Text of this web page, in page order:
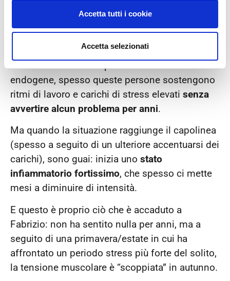
Accetta tutti i cookie
Accetta selezionati
Ecco perché la bassa schiena di Fabrizio era
così rigida, anche se non gli dava alcun
A causa della elevata produzione di endorfine
endogene, spesso queste persone sostengono
ritmi di lavoro e carichi di stress elevati senza
avvertire alcun problema per anni.
Ma quando la situazione raggiunge il capolinea
(spesso a seguito di un ulteriore accentuarsi dei
carichi), sono guai: inizia uno stato
infiammatorio fortissimo, che spesso ci mette
mesi a diminuire di intensità.
E questo è proprio ciò che è accaduto a
Fabrizio: non ha sentito nulla per anni, ma a
seguito di una primavera/estate in cui ha
affrontato un periodo stress più forte del solito,
la tensione muscolare è “scoppiata” in autunno.